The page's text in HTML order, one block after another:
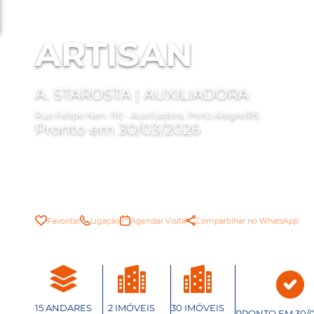
ARTISAN
A. STAROSTA | AUXILIADORA
Rua Felipe Neri, 110 - Auxiliadora, Porto Alegre/RS
Pronto em 30/03/2026
Favoritar Ligação Agendar Visita Compartilhar no WhatsApp
15 ANDARES
2 IMÓVEIS
30 IMÓVEIS